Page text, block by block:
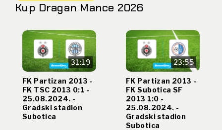
Kup Dragan Mance 2026
31:19
FK Partizan 2013 -
FK TSC 2013 0:1 -
25.08.2024. -
Gradski stadion
Subotica
23:55
FK Partizan 2013 -
FK Subotica SF
2013 1:0 -
25.08.2024. -
Gradski stadion
Subotica